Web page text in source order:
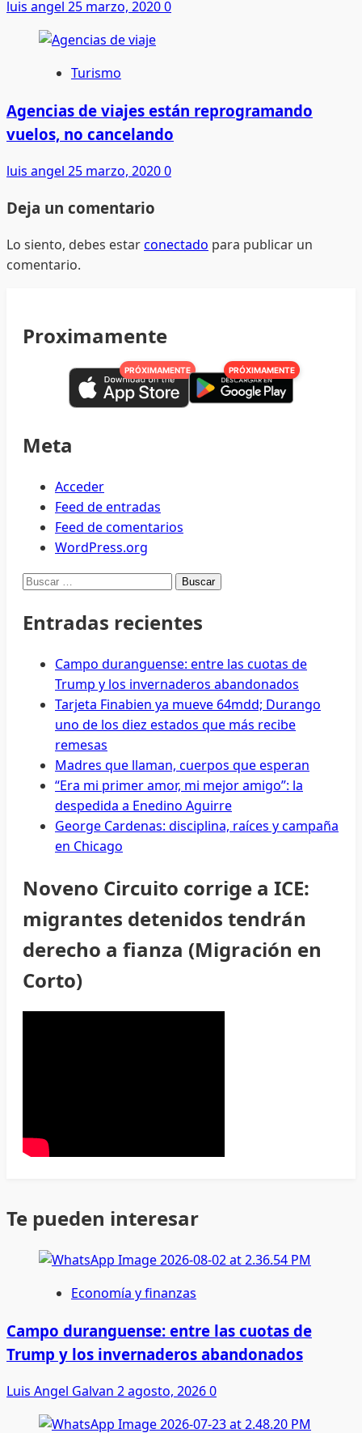
luis angel 25 marzo, 20200
Turismo
Agencias de viajes están reprogramando
vuelos, no cancelando
luis angel 25 marzo, 20200
Deja un comentario
Lo siento, debes estarconectado para publicar un
comentario.
Proximamente
PRÓXIMAMENTE PRÓXIMAMENTE
Meta
Acceder
Feed de entradas
Feed de comentarios
WordPress.org
Buscar:
Entradas recientes
Campo duranguense: entre las cuotas de
Trump y los invernaderos abandonados
Tarjeta Finabien ya mueve 64mdd; Durango
uno de los diez estados que más recibe
remesas
Madres que llaman, cuerpos que esperan
“Era mi primer amor, mi mejor amigo”: la
despedida a Enedino Aguirre
George Cardenas: disciplina, raíces y campaña
en Chicago
Noveno Circuito corrige a ICE:
migrantes detenidos tendrán
derecho a fianza (Migración en
Corto)
Te pueden interesar
Economía y finanzas
Campo duranguense: entre las cuotas de
Trump y los invernaderos abandonados
Luis Angel Galvan 2 agosto, 20260